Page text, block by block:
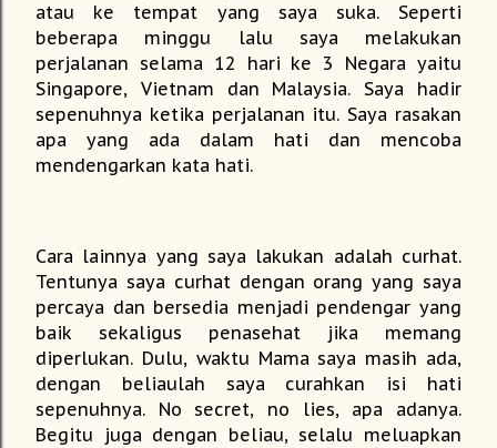
atau ke tempat yang saya suka. Seperti
beberapa minggu lalu saya melakukan
perjalanan selama 12 hari ke 3 Negara yaitu
Singapore, Vietnam dan Malaysia. Saya hadir
sepenuhnya ketika perjalanan itu. Saya rasakan
apa yang ada dalam hati dan mencoba
mendengarkan kata hati.
Cara lainnya yang saya lakukan adalah curhat.
Tentunya saya curhat dengan orang yang saya
percaya dan bersedia menjadi pendengar yang
baik sekaligus penasehat jika memang
diperlukan. Dulu, waktu Mama saya masih ada,
dengan beliaulah saya curahkan isi hati
sepenuhnya. No secret, no lies, apa adanya.
Begitu juga dengan beliau, selalu meluapkan